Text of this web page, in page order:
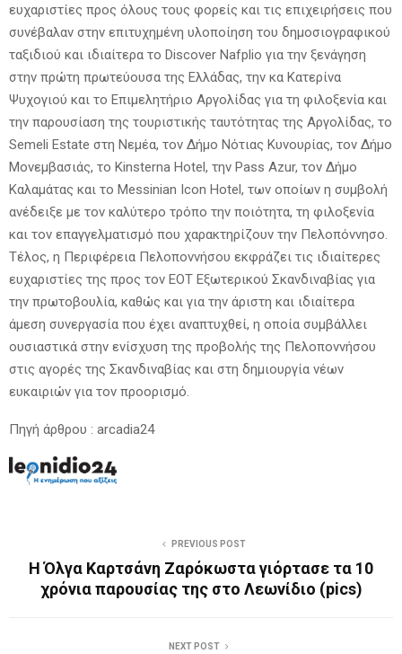
ευχαριστίες προς όλους τους φορείς και τις επιχειρήσεις που
συνέβαλαν στην επιτυχημένη υλοποίηση του δημοσιογραφικού
ταξιδιού και ιδιαίτερα το Discover Nafplio για την ξενάγηση
στην πρώτη πρωτεύουσα της Ελλάδας, την κα Κατερίνα
Ψυχογιού και το Επιμελητήριο Αργολίδας για τη φιλοξενία και
την παρουσίαση της τουριστικής ταυτότητας της Αργολίδας, το
Semeli Estate στη Νεμέα, τον Δήμο Νότιας Κυνουρίας, τον Δήμο
Μονεμβασιάς, το Kinsterna Hotel, την Pass Azur, τον Δήμο
Καλαμάτας και το Messinian Icon Hotel, των οποίων η συμβολή
ανέδειξε με τον καλύτερο τρόπο την ποιότητα, τη φιλοξενία
και τον επαγγελματισμό που χαρακτηρίζουν την Πελοπόννησο.
Τέλος, η Περιφέρεια Πελοποννήσου εκφράζει τις ιδιαίτερες
ευχαριστίες της προς τον ΕΟΤ Εξωτερικού Σκανδιναβίας για
την πρωτοβουλία, καθώς και για την άριστη και ιδιαίτερα
άμεση συνεργασία που έχει αναπτυχθεί, η οποία συμβάλλει
ουσιαστικά στην ενίσχυση της προβολής της Πελοποννήσου
στις αγορές της Σκανδιναβίας και στη δημιουργία νέων
ευκαιριών για τον προορισμό.
Πηγή άρθρου : arcadia24
PREVIOUS POST
Η Όλγα Καρτσάνη Ζαρόκωστα γιόρτασε τα 10
χρόνια παρουσίας της στο Λεωνίδιο (pics)
NEXT POST